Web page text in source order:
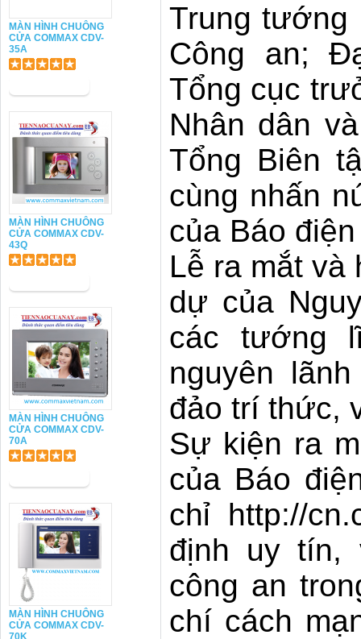
MÀN HÌNH CHUÔNG
CỬA COMMAX CDV-
35A
MÀN HÌNH CHUÔNG
CỬA COMMAX CDV-
43Q
MÀN HÌNH CHUÔNG
CỬA COMMAX CDV-
70A
MÀN HÌNH CHUÔNG
CỬA COMMAX CDV-
70K
Trung tướng
Công an;
Tổng cục
Nhân dân
Tổng Biên
cùng nhấn
của Báo
Lễ ra mắt và
dự của
các tướng
nguyên
đảo trí thức,
Sự kiện ra
của Báo
chỉ http://
định uy tín,
công an
chí cách